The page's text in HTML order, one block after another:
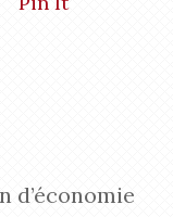
d’économie